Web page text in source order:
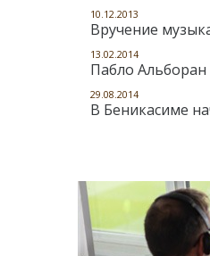
10.12.2013
Вручение
13.02.2014
Пабло Альборан
29.08.2014
В Беникасиме